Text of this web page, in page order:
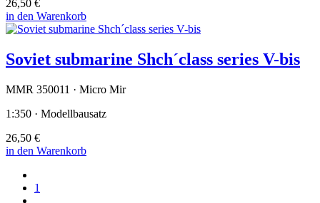
26,50 €
in den Warenkorb
Soviet submarine Shch´class series V-bis
MMR 350011 · Micro Mir
1:350 · Modellbausatz
26,50 €
in den Warenkorb
1
…